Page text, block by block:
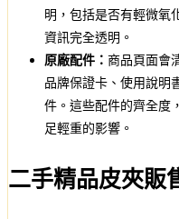
明，包括是否有輕微氧
資訊完全透明。
原廠配件： 商品頁面會
品牌保證卡、使用說明
件。這些配件的齊全度
足輕重的影響。
二手精品皮夾販